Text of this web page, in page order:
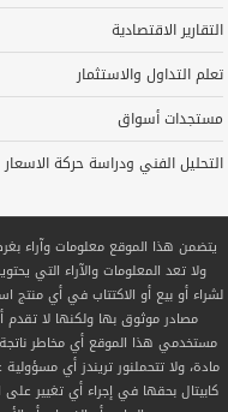
التقارير الاقتصادية
تعلم التداول والاستثمار
مستجدات أسواق
التحليل الفني ودراسة حركة الاسعار
يتضمن هذا الموقع معلومات وآراء
ولا تعد المعلومات والآراء التي
لشراء أو بيع أو الاكتتاب في أي
مصادر موثوق بها ولكنها لا
مستخدمي هذا الموقع أي مخاطر
مادة، ولا تتحملنور تريندز أي
كابيتال بحقها في إجراء أي تغيير على